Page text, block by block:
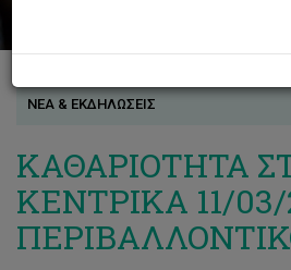
ΝΕΑ & ΕΚΔΗΛΩΣΕΙΣ
ΚΑΘΑΡΙΟΤΗΤΑ
ΚΕΝΤΡΙΚΑ 11/03/